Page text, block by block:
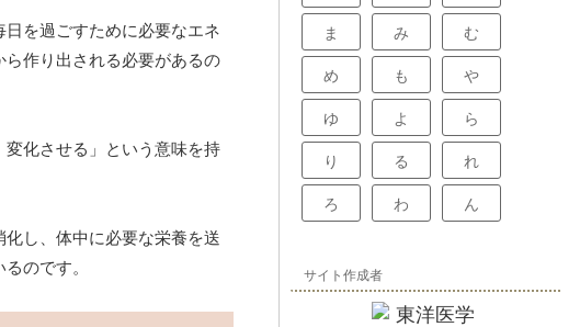
を過ごすために必要なエネ
作り出される必要があるの
化させる」という意味を持
し、体中に必要な栄養を送
のです。
ま み む
め も や
ゆ よ ら
り る れ
ろ わ ん
サイト作成者